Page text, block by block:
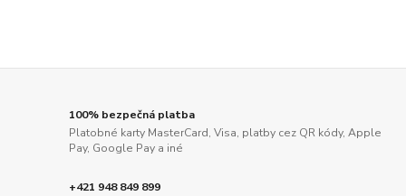
100% bezpečná platba
Platobné karty MasterCard, Visa, platby cez QR kódy, Apple
Pay, Google Pay a iné
+421 948 849 899